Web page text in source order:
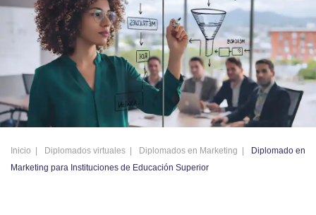
Inicio Diplomados virtuales Diplomados en Marketing
Diplomado en
Marketing para Instituciones de Educación Superior